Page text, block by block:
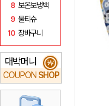
8 보온보냉백
9 물티슈
10 장바구니
대박머니
COUPON SHOP
₩